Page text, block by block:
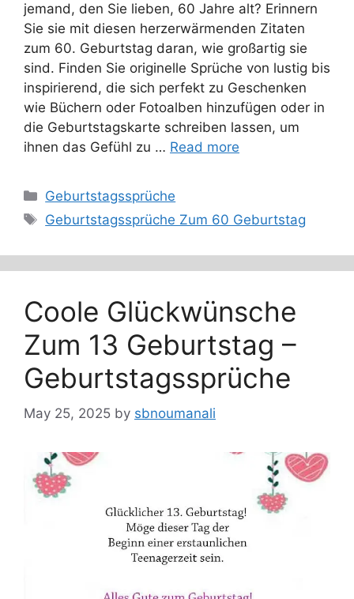
jemand, den Sie lieben, 60 Jahre alt? Erinnern
Sie sie mit diesen herzerwärmenden Zitaten
zum 60. Geburtstag daran, wie großartig sie
sind. Finden Sie originelle Sprüche von lustig bis
inspirierend, die sich perfekt zu Geschenken
wie Büchern oder Fotoalben hinzufügen oder in
die Geburtstagskarte schreiben lassen, um
ihnen das Gefühl zu … Read more
Categories
Geburtstagssprüche
Tags
Geburtstagssprüche Zum 60 Geburtstag
Coole Glückwünsche
Zum 13 Geburtstag –
Geburtstagssprüche
May 25, 2025 by sbnoumanali